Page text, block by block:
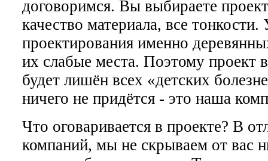
договоримся. Вы выбираете
качество материала, все
проектирования именно
их слабые места. Поэтому проект
будет лишён всех «детских
ничего не придётся - это наша
Что оговаривается в проекте? В
компаний, мы не скрываем от вас